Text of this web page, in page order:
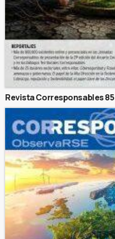
Revista Corresponsables 85